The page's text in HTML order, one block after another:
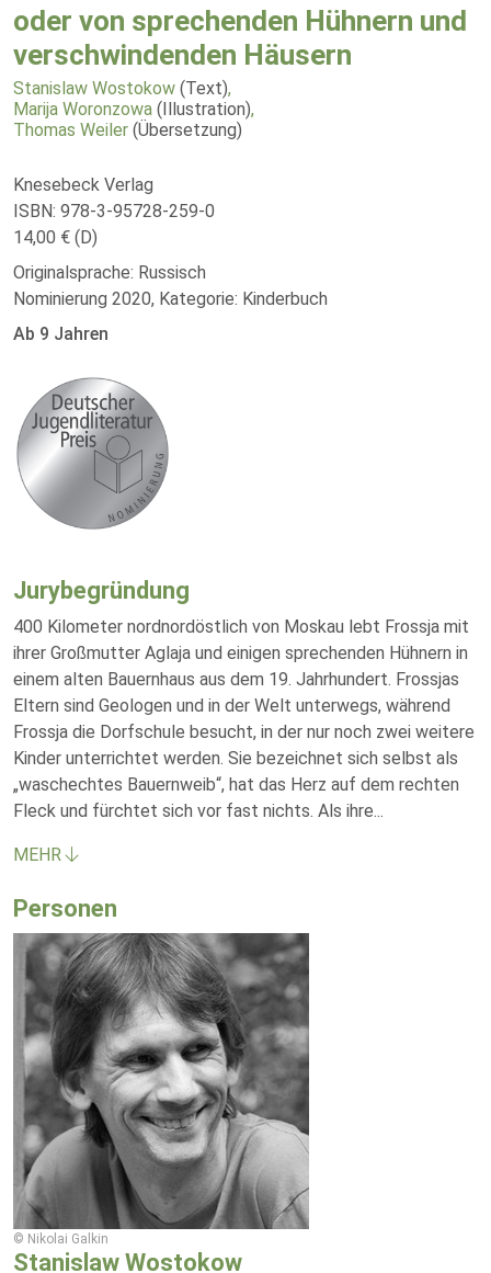
oder von sprechenden Hühnern und
verschwindenden Häusern
Stanislaw Wostokow (Text),
Marija Woronzowa (Illustration),
Thomas Weiler (Übersetzung)
Knesebeck Verlag
ISBN: 978-3-95728-259-0
14,00 € (D)
Originalsprache: Russisch
Nominierung 2020, Kategorie: Kinderbuch
Ab 9 Jahren
Jurybegründung
400 Kilometer nordnordöstlich von Moskau lebt Frossja mit
ihrer Großmutter Aglaja und einigen sprechenden Hühnern in
einem alten Bauernhaus aus dem 19. Jahrhundert. Frossjas
Eltern sind Geologen und in der Welt unterwegs, während
Frossja die Dorfschule besucht, in der nur noch zwei weitere
Kinder unterrichtet werden. Sie bezeichnet sich selbst als
„waschechtes Bauernweib“, hat das Herz auf dem rechten
Fleck und fürchtet sich vor fast nichts. Als ihre...
MEHR
Personen
© Nikolai Galkin
Stanislaw Wostokow